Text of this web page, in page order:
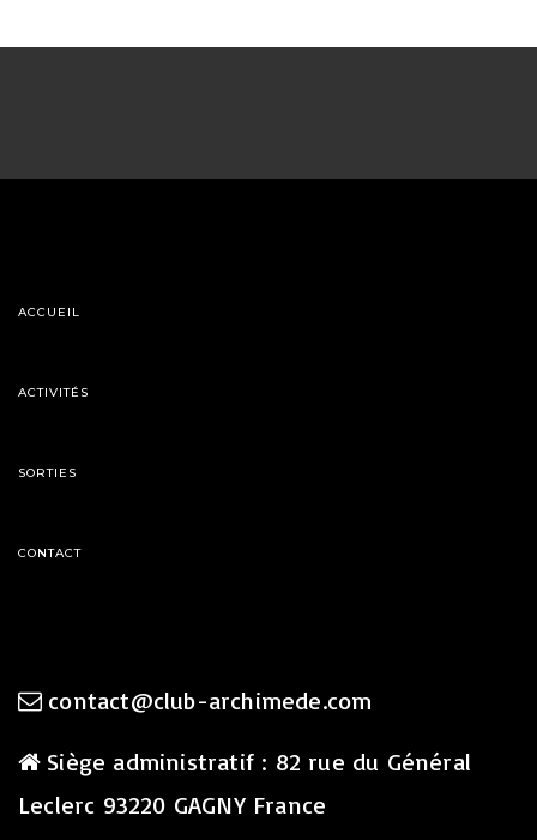
ACCUEIL
ACTIVITÉS
SORTIES
CONTACT
contact@club-archimede.com
Siège administratif : 82 rue du Général
Leclerc 93220 GAGNY France